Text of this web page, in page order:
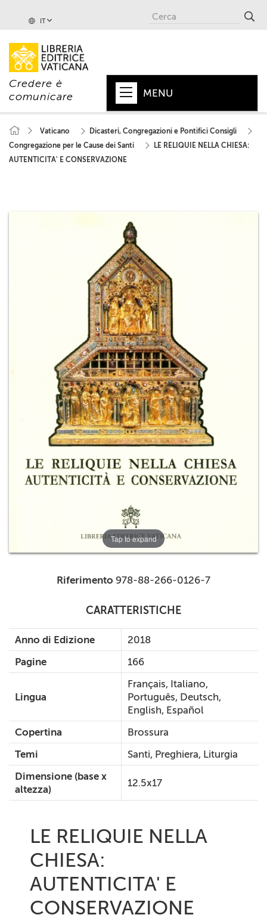
IT
Credere è
comunicare
MENU
+
PAPA
MONDO
COLLANE
RIVISTE
CEI
AUTORI VARI
Vaticano
Dicasteri, Congregazioni e Pontifici Consigli
Congregazione per le Cause dei Santi
LE RELIQUIE NELLA CHIESA:
AUTENTICITA' E CONSERVAZIONE
Tap to expand
Riferimento 978-88-266-0126-7
CARATTERISTICHE
Anno di Edizione
2018
Pagine
166
Lingua
Français, Italiano,
Português, Deutsch,
English, Español
Copertina
Brossura
Temi
Santi, Preghiera, Liturgia
Dimensione (base x
altezza)
12.5x17
LE RELIQUIE NELLA
CHIESA:
AUTENTICITA' E
CONSERVAZIONE